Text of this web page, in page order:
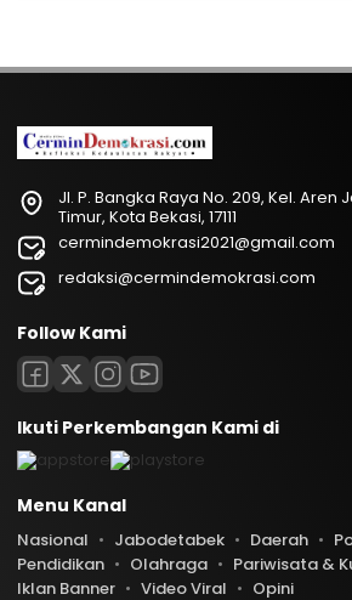
Jl. P. Bangka Raya No. 209, Kel. Aren
Timur, Kota Bekasi, 17111
cermindemokrasi2021@gmail.com
redaksi@cermindemokrasi.com
Follow Kami
Ikuti Perkembangan Kami di
Menu Kanal
Nasional Jabodetabek Daerah
Pendidikan
Olahraga Pariwisata &
Iklan Banner
Video Viral Opini